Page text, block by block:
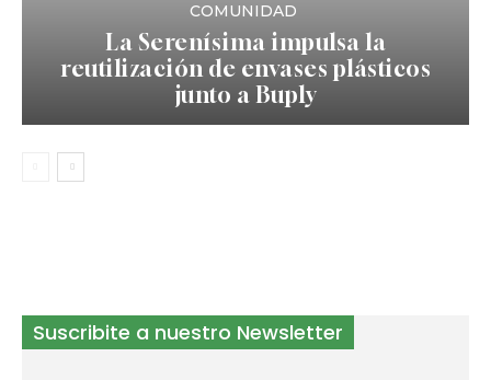
COMUNIDAD
La Serenísima impulsa la
reutilización de envases plásticos
junto a Buply
Suscribite a nuestro Newsletter